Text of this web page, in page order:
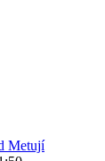
Metují